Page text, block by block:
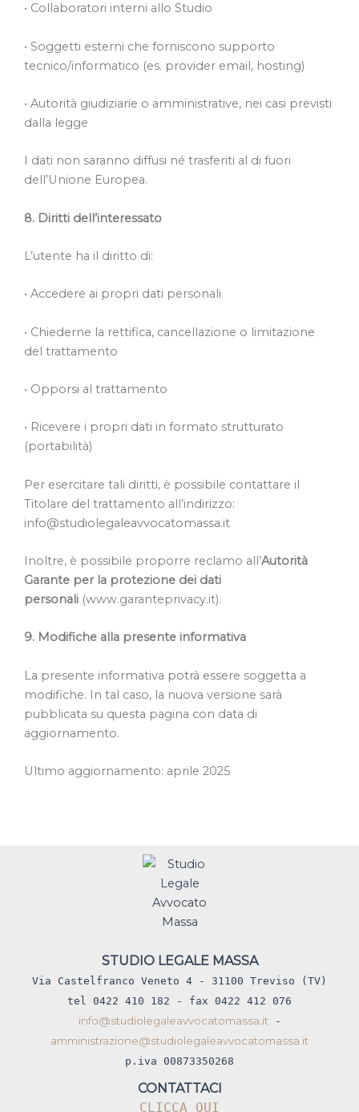
• Collaboratori interni allo Studio
• Soggetti esterni che forniscono supporto
tecnico/informatico (es. provider email, hosting)
• Autorità giudiziarie o amministrative, nei casi previsti
dalla legge
I dati non saranno diffusi né trasferiti al di fuori
dell’Unione Europea.
8. Diritti dell’interessato
L’utente ha il diritto di:
• Accedere ai propri dati personali
• Chiederne la rettifica, cancellazione o limitazione
del trattamento
• Opporsi al trattamento
• Ricevere i propri dati in formato strutturato
(portabilità)
Per esercitare tali diritti, è possibile contattare il
Titolare del trattamento all’indirizzo:
info@studiolegaleavvocatomassa.it
Inoltre, è possibile proporre reclamo all’Autorità
Garante per la protezione dei dati
personali (www.garanteprivacy.it).
9. Modifiche alla presente informativa
La presente informativa potrà essere soggetta a
modifiche. In tal caso, la nuova versione sarà
pubblicata su questa pagina con data di
aggiornamento.
Ultimo aggiornamento: aprile 2025
STUDIO LEGALE MASSA
Via Castelfranco Veneto 4 - 31100 Treviso (TV)
tel 0422 410 182 - fax 0422 412 076
info@studiolegaleavvocatomassa.it-
amministrazione@studiolegaleavvocatomassa.it
p.iva 00873350268
CONTATTACI
CLICCA QUI